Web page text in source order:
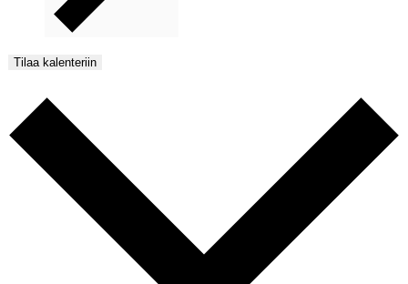
Tilaa kalenteriin